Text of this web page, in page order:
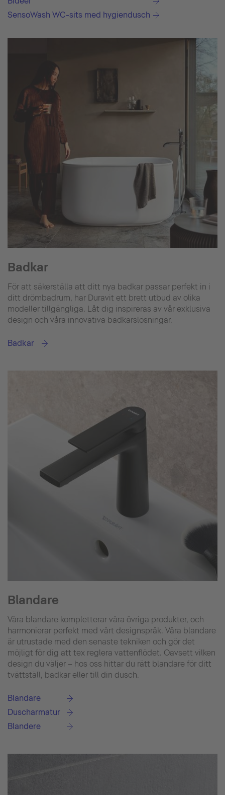
SensoWash WC-sits med hygiendusch
Badkar
För att säkerställa att ditt nya badkar passar perfekt in i
ditt drömbadrum, har Duravit ett brett utbud av olika
modeller tillgängliga. Låt dig inspireras av vår exklusiva
design och våra innovativa badkarslösningar.
Badkar
Blandare
Våra blandare kompletterar våra övriga produkter, och
harmonierar perfekt med vårt designspråk. Våra blandare
är utrustade med den senaste tekniken och gör det
möjligt för dig att tex reglera vattenflödet. Oavsett vilken
design du väljer – hos oss hittar du rätt blandare för ditt
tvättställ, badkar eller till din dusch.
Blandare
Duscharmatur
Blandere